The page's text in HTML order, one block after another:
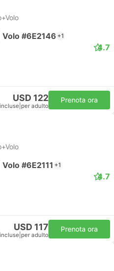
Volo #6E2146 +1
4.7
USD 122
per adulto
Prenota ora
#6E2111 +1
4.7
USD 117
per adulto
Prenota ora